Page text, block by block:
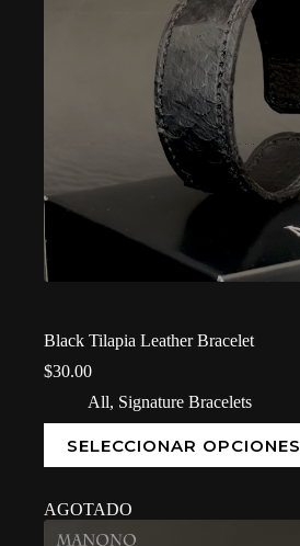
Black Tilapia Leather Bracelet
$30.00
All, Signature Bracelets
SELECCIONAR OPCIONES
AGOTADO